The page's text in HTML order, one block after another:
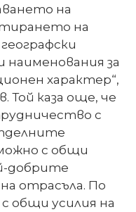
на
на
за
характер“,
Той каза още, че
с
с общи
добрите
отрасъла. По
общи усилия на